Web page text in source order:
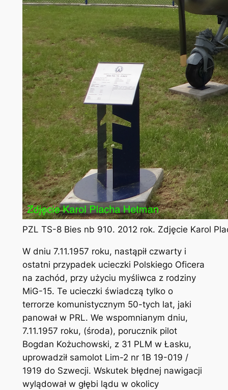
PZL TS-8 Bies nb 910. 2012 rok. Zdjęcie Karol
W dniu 7.11.1957 roku, nastąpił czwarty i
ostatni przypadek ucieczki Polskiego Oficera
na zachód, przy użyciu myśliwca z rodziny
MiG-15. Te ucieczki świadczą tylko o
terrorze komunistycznym 50-tych lat, jaki
panował w PRL. We wspomnianym dniu,
7.11.1957 roku, (środa), porucznik pilot
Bogdan Kożuchowski, z 31 PLM w Łasku,
uprowadził samolot Lim-2 nr 1B 19-019 /
1919 do Szwecji. Wskutek błędnej nawigacji
wylądował w głębi lądu w okolicy